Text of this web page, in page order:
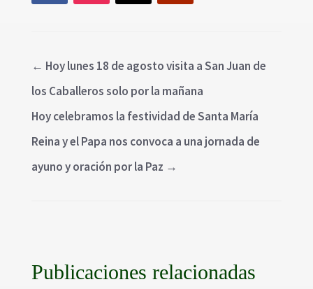
← Hoy lunes 18 de agosto visita a San Juan de
los Caballeros solo por la mañana
Hoy celebramos la festividad de Santa María
Reina y el Papa nos convoca a una jornada de
ayuno y oración por la Paz →
Publicaciones relacionadas